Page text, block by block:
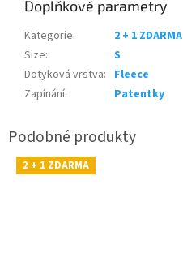
Doplňkové parametry
Kategorie:
2 + 1 ZDARMA
Size:
S
Dotyková vrstva: Fleece
Zapínání: Patentky
2 + 1 ZDARMA